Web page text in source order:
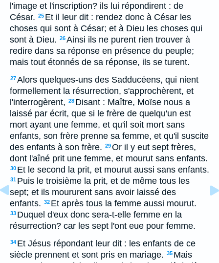
l'image et l'inscription? ils lui répondirent : de
César. 25 Et il leur dit : rendez donc à César les
choses qui sont à César; et à Dieu les choses qui
sont à Dieu. 26Ainsi ils ne purent rien trouver à
redire dans sa réponse en présence du peuple;
mais tout étonnés de sa réponse, ils se turent.
27Alors quelques-uns des Sadducéens, qui nient
formellement la résurrection, s'approchèrent, et
l'interrogèrent, 28 Disant : Maître, Moïse nous a
laissé par écrit, que si le frère de quelqu'un est
mort ayant une femme, et qu'il soit mort sans
enfants, son frère prenne sa femme, et qu'il suscite
des enfants à son frère. 29Or il y eut sept frères,
dont l'aîné prit une femme, et mourut sans enfants.
30 Et le second la prit, et mourut aussi sans enfants.
31 Puis le troisième la prit, et de même tous les
sept; et ils moururent sans avoir laissé des
enfants. 32 Et après tous la femme aussi mourut.
33 Duquel d'eux donc sera-t-elle femme en la
résurrection? car les sept l'ont eue pour femme.
34 Et Jésus répondant leur dit : les enfants de ce
siècle prennent et sont pris en mariage. 35 Mais